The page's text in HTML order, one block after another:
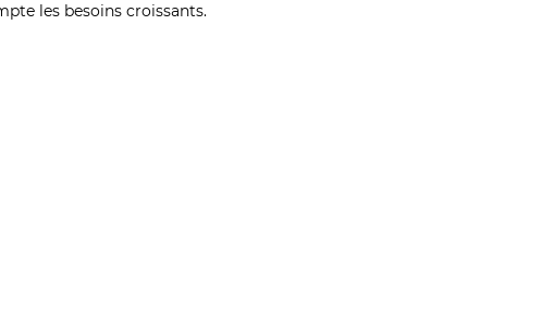
les besoins croissants.